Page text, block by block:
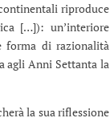
riproduce
[…]): un’interiore
forma di razionalità
agli Anni Settanta la
la sua riflessione